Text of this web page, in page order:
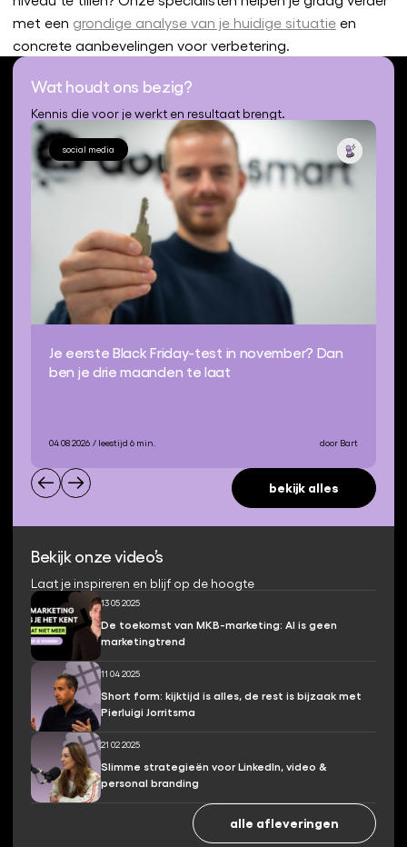
met een grondige analyse van je huidige situatie en
concrete aanbevelingen voor verbetering.
Wat houdt ons bezig?
Kennis die voor je werkt en resultaat brengt.
social media
Je eerste Black Friday-test in november? Dan
ben je drie maanden te laat
04 08 2026 / leestijd 6 min. door Bart
bekijk alles
Bekijk onze video’s
Laat je inspireren en blijf op de hoogte
13 05 2025
De toekomst van MKB-marketing: AI is geen
marketingtrend
11 04 2025
Short form: kijktijd is alles, de rest is bijzaak met
Pierluigi Jorritsma
21 02 2025
Slimme strategieën voor LinkedIn, video &
personal branding
alle afleveringen